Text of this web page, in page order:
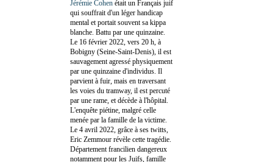
Jérémie Cohen était un Français juif
qui souffrait d'un léger handicap
mental et portait souvent sa kippa
blanche. Battu par une quinzaine.
Le 16 février 2022, vers 20 h, à
Bobigny (Seine-Saint-Denis), il est
sauvagement agressé physiquement
par une quinzaine d'individus. Il
parvient à fuir, mais en traversant
les voies du tramway, il est percuté
par une rame, et décède à l'hôpital.
L'enquête piétine, malgré celle
menée par la famille de la victime.
Le 4 avril 2022, grâce à ses twitts,
Eric Zemmour révèle cette tragédie.
Département francilien dangereux
notamment pour les Juifs, famille